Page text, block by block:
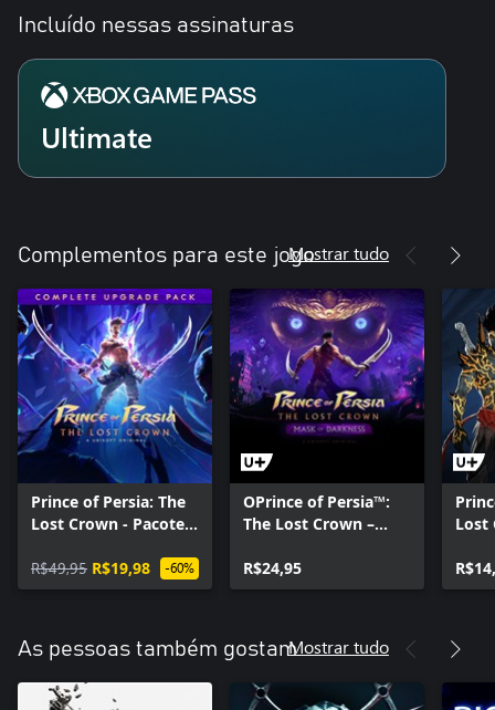
Incluído nessas assinaturas
Ultimate
Complementos para este jogoMostrar tudo
Prince of Persia: The
Lost Crown - Pacote
Completo
R$49,95 R$19,98 -60%
OPrince of Persia™:
The Lost Crown –
R$24,95
Lost
As pessoas também gostamMostrar tudo